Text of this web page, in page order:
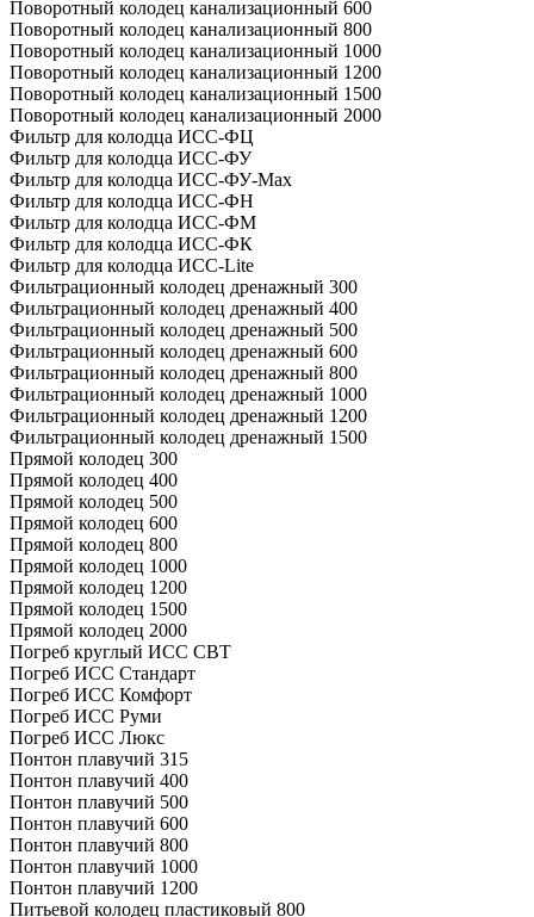
Поворотный колодец канализационный 600
Поворотный колодец канализационный 800
Поворотный колодец канализационный 1000
Поворотный колодец канализационный 1200
Поворотный колодец канализационный 1500
Поворотный колодец канализационный 2000
Фильтр для колодца ИСС-ФЦ
Фильтр для колодца ИСС-ФУ
Фильтр для колодца ИСС-ФУ-Мах
Фильтр для колодца ИСС-ФН
Фильтр для колодца ИСС-ФМ
Фильтр для колодца ИСС-ФК
Фильтр для колодца ИСС-Lite
Фильтрационный колодец дренажный 300
Фильтрационный колодец дренажный 400
Фильтрационный колодец дренажный 500
Фильтрационный колодец дренажный 600
Фильтрационный колодец дренажный 800
Фильтрационный колодец дренажный 1000
Фильтрационный колодец дренажный 1200
Фильтрационный колодец дренажный 1500
Прямой колодец 300
Прямой колодец 400
Прямой колодец 500
Прямой колодец 600
Прямой колодец 800
Прямой колодец 1000
Прямой колодец 1200
Прямой колодец 1500
Прямой колодец 2000
Погреб круглый ИСС СВТ
Погреб ИСС Стандарт
Погреб ИСС Комфорт
Погреб ИСС Руми
Погреб ИСС Люкс
Понтон плавучий 315
Понтон плавучий 400
Понтон плавучий 500
Понтон плавучий 600
Понтон плавучий 800
Понтон плавучий 1000
Понтон плавучий 1200
Питьевой колодец пластиковый 800